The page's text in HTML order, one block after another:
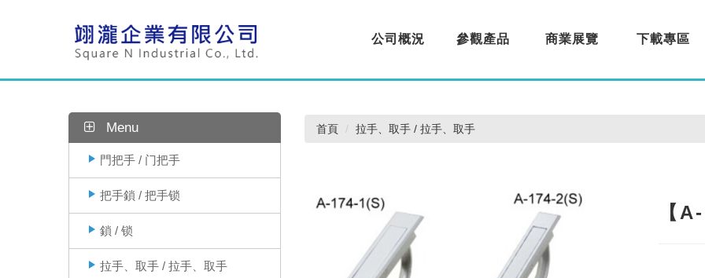
公司概況 參觀產品 商業展覽 下載專區
首頁 拉手、取手 / 拉手、取手
【
Menu
門把手 / 门把手
把手鎖 / 把手锁
鎖 / 锁
拉手、取手 / 拉手、取手